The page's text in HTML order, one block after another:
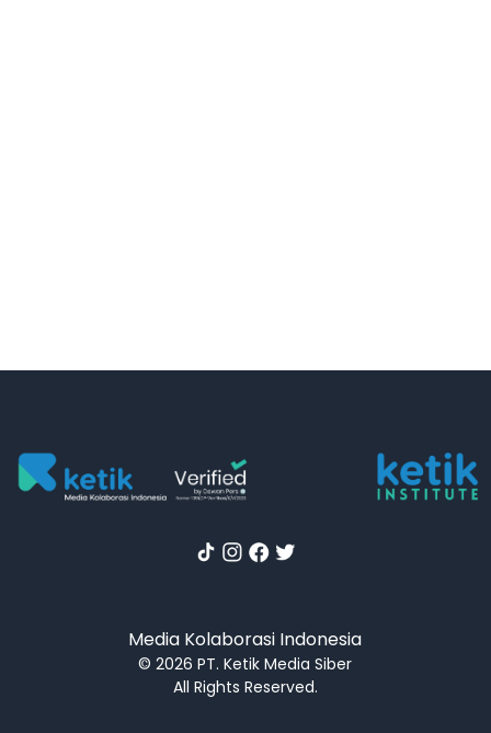
Media Kolaborasi Indonesia
© 2026 PT. Ketik Media Siber
All Rights Reserved.